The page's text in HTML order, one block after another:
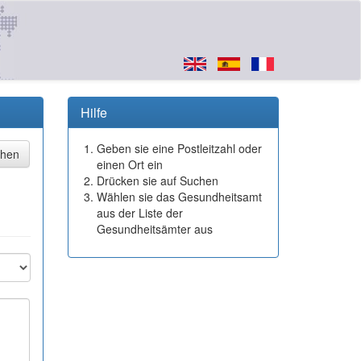
Hilfe
Geben sie eine Postleitzahl oder
einen Ort ein
Drücken sie auf Suchen
Wählen sie das Gesundheitsamt
aus der Liste der
Gesundheitsämter aus